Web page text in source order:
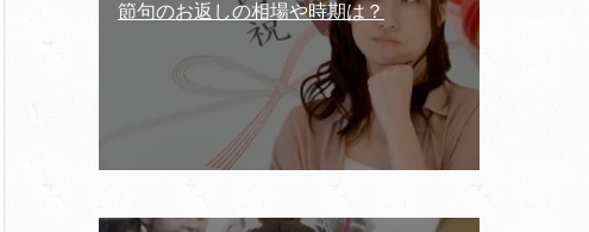
節句のお返しの相場や時期は？